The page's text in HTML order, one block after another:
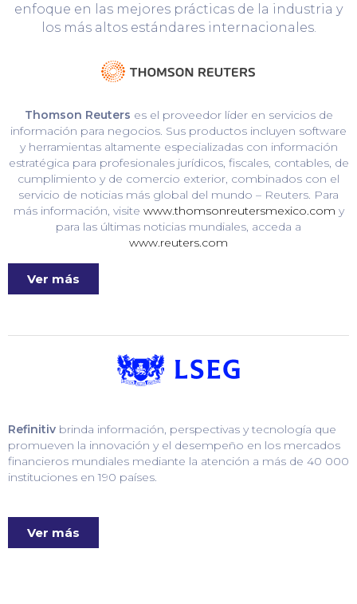
enfoque en las mejores prácticas de la industria y
los más altos estándares internacionales.
Thomson Reuters es el proveedor líder en servicios de
información para negocios. Sus productos incluyen software
y herramientas altamente especializadas con información
estratégica para profesionales jurídicos, fiscales, contables, de
cumplimiento y de comercio exterior, combinados con el
servicio de noticias más global del mundo – Reuters. Para
más información, visite www.thomsonreutersmexico.com y
para las últimas noticias mundiales, acceda a
www.reuters.com
Ver más
Refinitiv brinda información, perspectivas y tecnología que
promueven la innovación y el desempeño en los mercados
financieros mundiales mediante la atención a más de 40 000
instituciones en 190 países.
Ver más